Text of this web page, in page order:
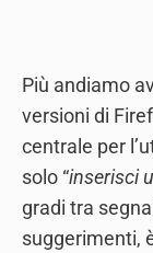
Più andiamo
versioni di
centrale per
solo “inserisci
gradi tra
suggerimenti,